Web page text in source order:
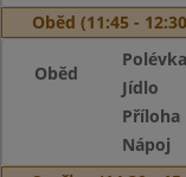
Oběd (11:45 -
Oběd
Polévka
Jídlo
Příloha
Nápoj